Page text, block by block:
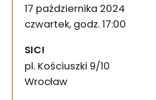
17 października 2024
czwartek, godz. 17:00
SIC!
pl. Kościuszki 9/10
50-028
Wrocław